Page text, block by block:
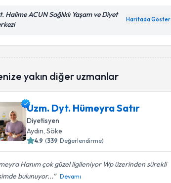
Halime ACUN Sağlıklı Yaşam ve Diyet
Haritada Göster
yakın diğer uzmanlar
Uzm. Dyt. Hümeyra Satır
Diyetisyen
Aydın, Söke
4.9 (339 Değerlendirme)
Hanım çok güzel ilgileniyor Wp üzerinden sürekli
bulunuyor...
Devamı